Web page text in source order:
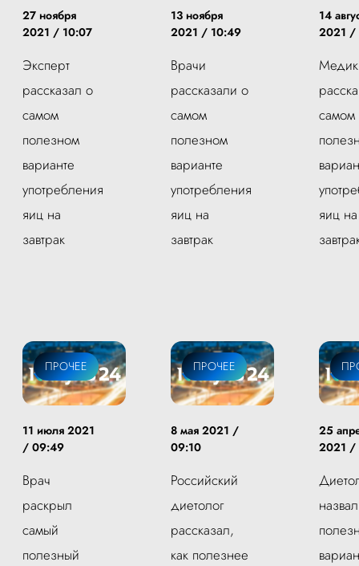
27 ноября
2021 / 10:07
Эксперт
рассказал о
самом
полезном
варианте
употребления
яиц на
завтрак
13 ноября
2021 / 10:49
Врачи
рассказали о
самом
полезном
варианте
употребления
яиц на
завтрак
14
2021 /
самом
яиц на
ПРОЧЕЕ
11 июля 2021
/ 09:49
Врач
раскрыл
самый
полезный
ПРОЧЕЕ
8 мая 2021 /
09:10
Российский
диетолог
рассказал,
как полезнее
25
2021 /